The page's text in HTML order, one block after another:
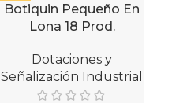
Botiquin Pequeño En
Lona 18 Prod.
Dotaciones y
Señalización Industrial